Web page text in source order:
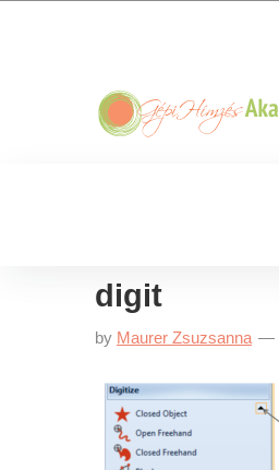
digit
by Maurer Zsuzsanna